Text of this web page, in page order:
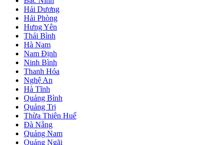
Hải Dương
Hải Phòng
Hưng Yên
Thái Bình
Hà Nam
Nam Định
Ninh Bình
Thanh Hóa
Nghệ An
Hà Tĩnh
Quảng Bình
Quảng Trị
Thừa Thiên Huế
Đà Nẵng
Quảng Nam
Quảng Ngãi